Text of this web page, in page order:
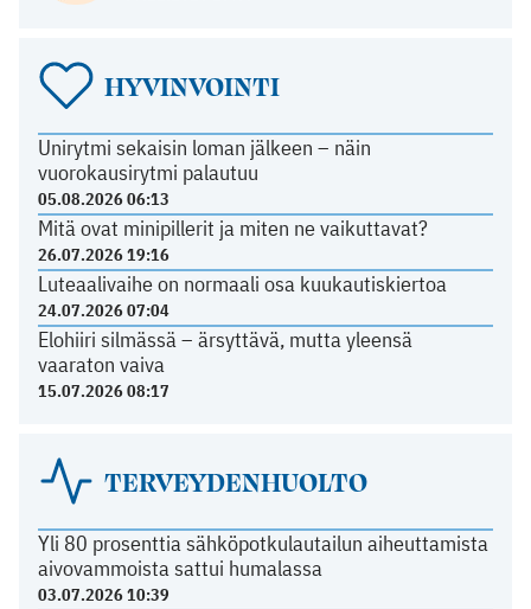
HYVINVOINTI
Unirytmi sekaisin loman jälkeen – näin
vuorokausirytmi palautuu
05.08.2026 06:13
Mitä ovat minipillerit ja miten ne vaikuttavat?
26.07.2026 19:16
Luteaalivaihe on normaali osa kuukautiskiertoa
24.07.2026 07:04
Elohiiri silmässä – ärsyttävä, mutta yleensä
vaaraton vaiva
15.07.2026 08:17
TERVEYDENHUOLTO
Yli 80 prosenttia sähköpotkulautailun aiheuttamista
aivovammoista sattui humalassa
03.07.2026 10:39